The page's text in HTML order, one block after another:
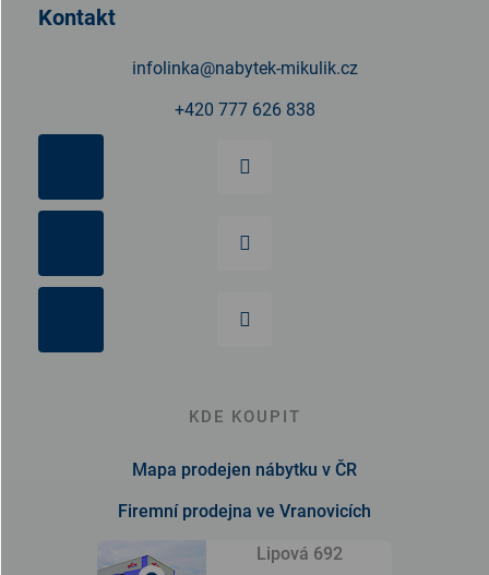
Kontakt
infolinka@nabytek-mikulik.cz
+420 777 626 838
KDE KOUPIT
Mapa prodejen nábytku v ČR
Firemní prodejna ve Vranovicích
Lipová 692